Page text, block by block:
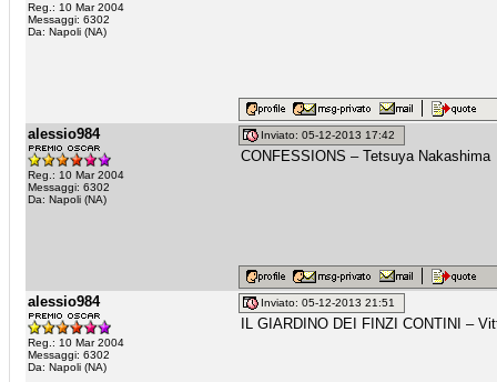
Reg.: 10 Mar 2004
Messaggi: 6302
Da: Napoli (NA)
alessio984
Reg.: 10 Mar 2004
Messaggi: 6302
Da: Napoli (NA)
Inviato: 05-12-2013 17:42
CONFESSIONS – Tetsuya Nakashima
alessio984
Reg.: 10 Mar 2004
Messaggi: 6302
Da: Napoli (NA)
Inviato: 05-12-2013 21:51
IL GIARDINO DEI FINZI CONTINI –